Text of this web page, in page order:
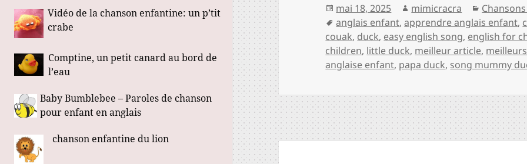
Vidéo de la chanson enfantine: un p’tit
crabe
Comptine, un petit canard au bord de
l’eau
Baby Bumblebee – Paroles de chanson
pour enfant en anglais
chanson enfantine du lion
Publié
le
mai 18, 2025 Auteur
mimicracra
Mots-
clés
anglais enfant,apprendre anglais enfant,
couak, duck, easy english song, english for
children, little duck, meilleur article,
anglaise enfant, papa duck, song mummy